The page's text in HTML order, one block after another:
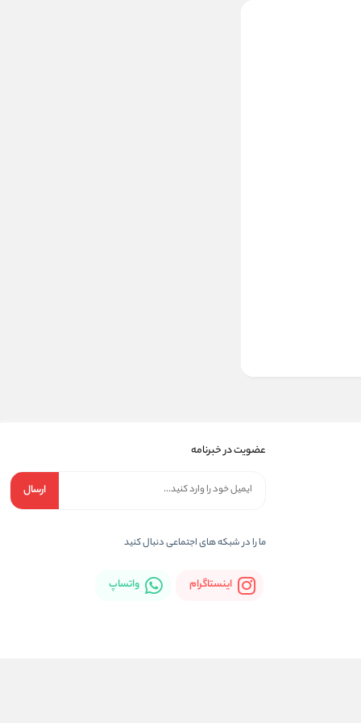
عضویت در خبرنامه
ارسال
ما را در شبکه های اجتماعی دنبال کنید
اینستاگرام واتساپ